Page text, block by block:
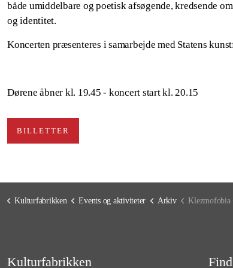
både umiddelbare og poetisk afsøgende, kredsende
og identitet.
Koncerten præsenteres i samarbejde med Statens
Dørene åbner kl. 19.45 - koncert start kl. 20.15
BILLETTER
Kulturfabrikken Events og aktiviteter Arkiv Klezmofobia
Kulturfabrikken